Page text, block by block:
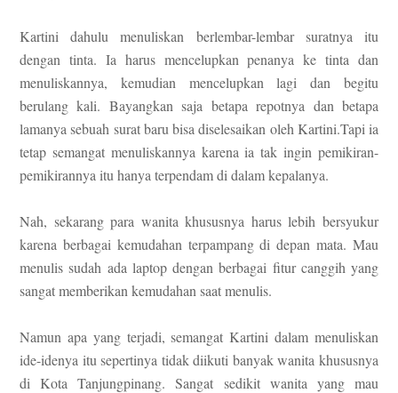
Kartini dahulu menuliskan berlembar-lembar suratnya itu
dengan tinta. Ia harus mencelupkan penanya ke tinta dan
menuliskannya, kemudian mencelupkan lagi dan begitu
berulang kali. Bayangkan saja betapa repotnya dan betapa
lamanya sebuah surat baru bisa diselesaikan oleh Kartini.Tapi ia
tetap semangat menuliskannya karena ia tak ingin pemikiran-
pemikirannya itu hanya terpendam di dalam kepalanya.
Nah, sekarang para wanita khususnya harus lebih bersyukur
karena berbagai kemudahan terpampang di depan mata. Mau
menulis sudah ada laptop dengan berbagai fitur canggih yang
sangat memberikan kemudahan saat menulis.
Namun apa yang terjadi, semangat Kartini dalam menuliskan
ide-idenya itu sepertinya tidak diikuti banyak wanita khususnya
di Kota Tanjungpinang. Sangat sedikit wanita yang mau